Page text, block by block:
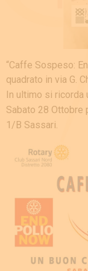
“Caffe Sospeso:
quadrato in via G.
In ultimo si ricorda
Sabato 28 Ottobre
1/B Sassari.